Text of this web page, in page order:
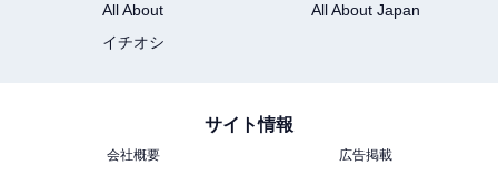
All About
All About Japan
イチオシ
サイト情報
会社概要
広告掲載